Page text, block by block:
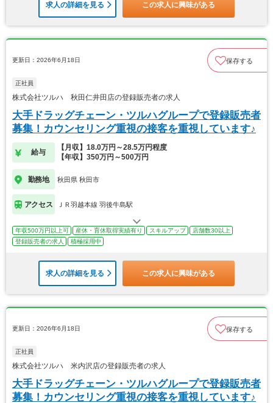
求人の詳細を見る この求人に興味がある
更新日：2026年6月18日 保存する
正社員
株式会社ツルハ 秋田仁井田店の登録販売者の求人
大手ドラッグチェーン・ツルハグループで登録販売者
募集！カウンセリング重視の接客を重視しています♪
給与
【月収】18.0万円～28.5万円程度
【年収】350万円～500万円
勤務地 秋田県 秋田市
アクセス ＪＲ羽越本線 羽後牛島駅
年収500万円以上可 産休・育休取得実績有り スキルアップ
店舗数30以上
登録販売者の求人
積極採用中
求人の詳細を見る この求人に興味がある
更新日：2026年6月18日 保存する
正社員
株式会社ツルハ 米内沢店の登録販売者の求人
大手ドラッグチェーン・ツルハグループで登録販売者
募集！カウンセリング重視の接客を重視しています♪